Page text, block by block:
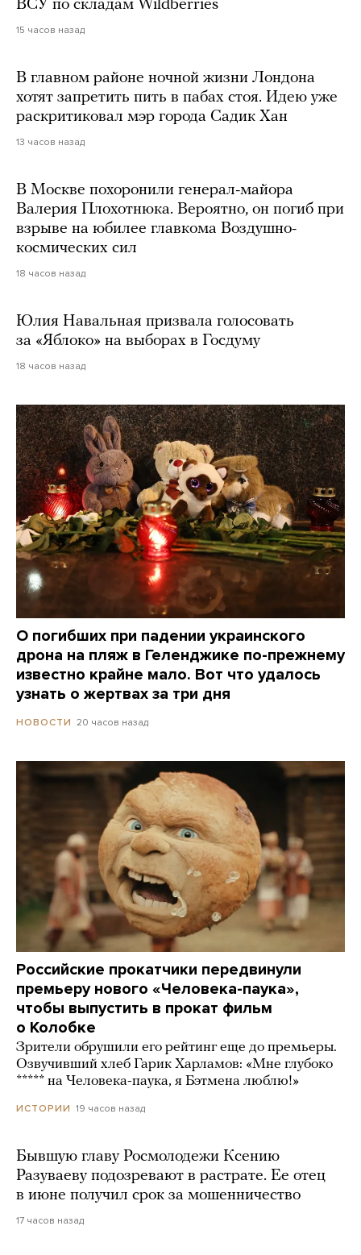
ВСУ по складам Wildberries
15 часов назад
В главном районе ночной жизни Лондона
хотят запретить пить в пабах стоя. Идею уже
раскритиковал мэр города Садик Хан
13 часов назад
В Москве похоронили генерал-майора
Валерия Плохотнюка. Вероятно, он погиб при
взрыве на юбилее главкома Воздушно-
космических сил
18 часов назад
Юлия Навальная призвала голосовать
за «Яблоко» на выборах в Госдуму
18 часов назад
О погибших при падении украинского
дрона на пляж в Геленджике по-прежнему
известно крайне мало. Вот что удалось
узнать о жертвах за три дня
НОВОСТИ 20 часов назад
Российские прокатчики передвинули
премьеру нового «Человека-паука»,
чтобы выпустить в прокат фильм
о Колобке
Зрители обрушили его рейтинг еще до премьеры.
Озвучивший хлеб Гарик Харламов: «Мне глубоко
***** на Человека-паука, я Бэтмена люблю!»
ИСТОРИИ 19 часов назад
Бывшую главу Росмолодежи Ксению
Разуваеву подозревают в растрате. Ее отец
в июне получил срок за мошенничество
17 часов назад